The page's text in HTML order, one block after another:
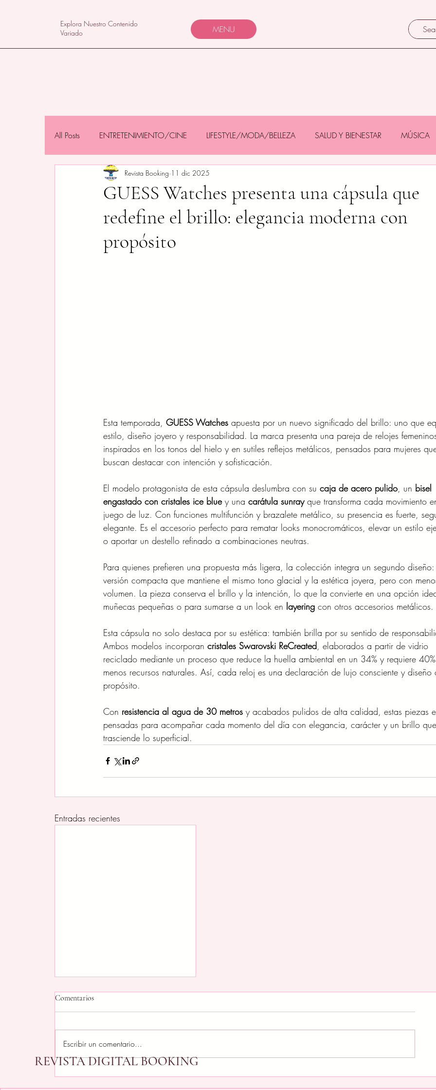
Explora Nuestro Contenido
Variado
MENU
All Posts ENTRETENIMIENTO/CINE LIFESTYLE/MODA/BELLEZA SALUD Y BIENESTAR MÚSICA
NEGOCIOS/TECNOLOGÍA MAMÁS Y BEBÉS
GUESS Watches presenta una cápsula que
redefine el brillo: elegancia moderna con
propósito
Revista Booking 11 dic 2025
Esta temporada, GUESS Watches apuesta por un nuevo significado del brillo: uno que
estilo, diseño joyero y responsabilidad. La marca presenta una pareja de relojes
inspirados en los tonos del hielo y en sutiles reflejos metálicos, pensados para mujeres
buscan destacar con intención y sofisticación.
El modelo protagonista de esta cápsula deslumbra con su caja de acero pulido , un bisel
engastado con cristales ice blue y una carátula sunray que transforma cada movimiento
juego de luz. Con funciones multifunción y brazalete metálico, su presencia es fuerte,
elegante. Es el accesorio perfecto para rematar looks monocromáticos, elevar un estilo
o aportar un destello refinado a combinaciones neutras.
Para quienes prefieren una propuesta más ligera, la colección integra un segundo
versión compacta que mantiene el mismo tono glacial y la estética joyera, pero con
volumen. La pieza conserva el brillo y la intención, lo que la convierte en una opción
muñecas pequeñas o para sumarse a un look en layering con otros accesorios metálicos.
Esta cápsula no solo destaca por su estética: también brilla por su sentido de
Ambos modelos incorporan cristales Swarovski ReCreated , elaborados a partir de vidrio
reciclado mediante un proceso que reduce la huella ambiental en un 34% y requiere 40%
menos recursos naturales. Así, cada reloj es una declaración de lujo consciente y diseño
propósito.
Con resistencia al agua de 30 metros y acabados pulidos de alta calidad, estas piezas
pensadas para acompañar cada momento del día con elegancia, carácter y un brillo que
trasciende lo superficial.
Entradas recientes
Comentarios
Escribir un comentario...
REVISTA DIGITAL BOOKING